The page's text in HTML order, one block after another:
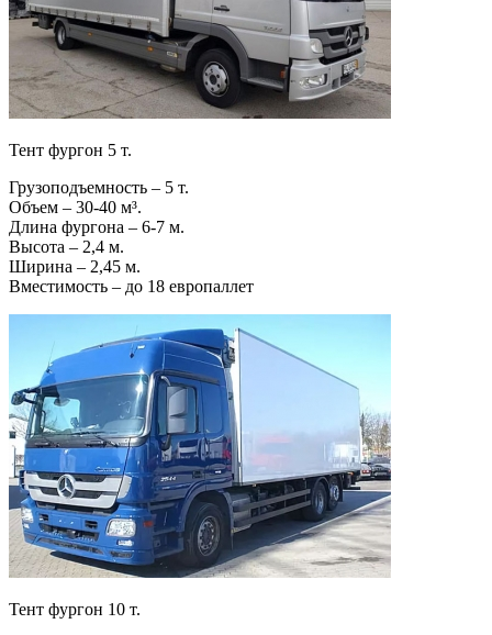
Тент фургон 5 т.
Грузоподъемность – 5 т.
Объем – 30-40 м³.
Длина фургона – 6-7 м.
Высота – 2,4 м.
Ширина – 2,45 м.
Вместимость – до 18 европаллет
Тент фургон 10 т.